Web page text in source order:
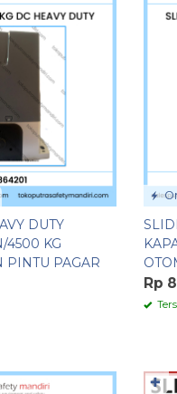
DUTY
4500 KG
PINTU PAGAR
Rp
✚